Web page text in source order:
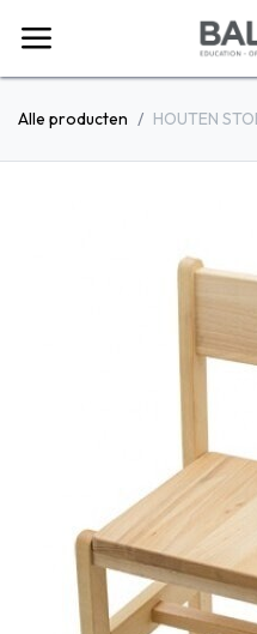
Alle producten HOUTEN